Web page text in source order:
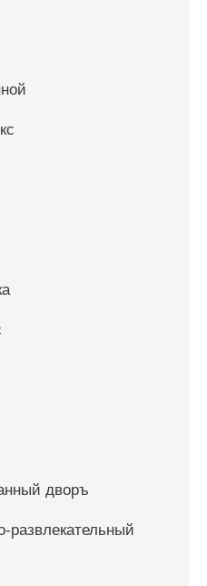
дворъ
развлекательный